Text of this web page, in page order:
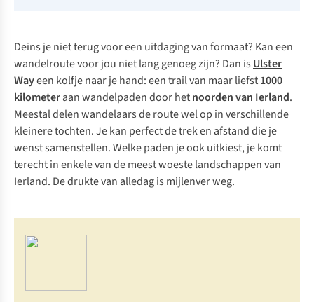
Deins je niet terug voor een uitdaging van formaat? Kan een
wandelroute voor jou niet lang genoeg zijn? Dan is Ulster
Wayeen kolfje naar je hand: een trail van maar liefst1000
kilometeraan wandelpaden door hetnoorden van Ierland.
Meestal delen wandelaars de route wel op in verschillende
kleinere tochten. Je kan perfect de trek en afstand die je
wenst samenstellen. Welke paden je ook uitkiest, je komt
terecht in enkele van de meest woeste landschappen van
Ierland. De drukte van alledag is mijlenver weg.